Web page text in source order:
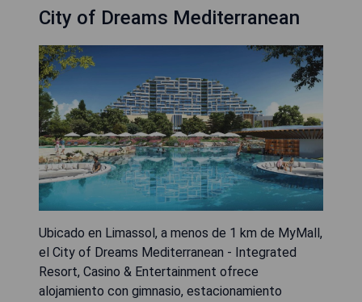
City of Dreams Mediterranean
Ubicado en Limassol, a menos de 1 km de MyMall,
el City of Dreams Mediterranean - Integrated
Resort, Casino & Entertainment ofrece
alojamiento con gimnasio, estacionamiento